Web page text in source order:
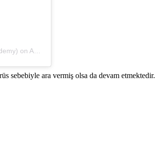
on Apr 12, 2020 at 3:49am PDT
sebebiyle ara vermiş olsa da devam etmektedir.